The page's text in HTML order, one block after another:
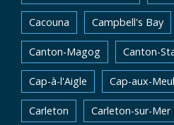
Cacouna Campbell's Bay
Canton-Magog Canton-
Cap-à-l'Aigle Cap-aux-
Carleton Carleton-sur-Mer